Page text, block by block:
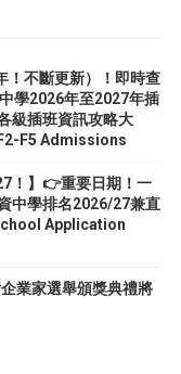
！不斷更新）！即時查
學2026年至2027年插
級插班資訊攻略大
F5 Admissions
！】👉重要日期！一
中學排名2026/27兼直
Application
業家選舉頒獎典禮將